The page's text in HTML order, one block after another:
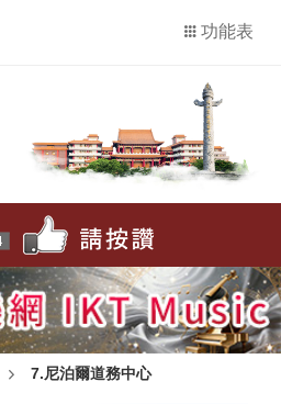
功能表
7.尼泊爾道務中心